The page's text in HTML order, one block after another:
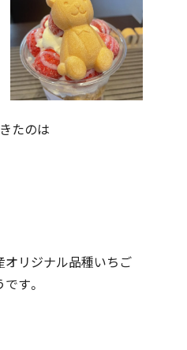
たのは
オリジナル品種いちご
す。